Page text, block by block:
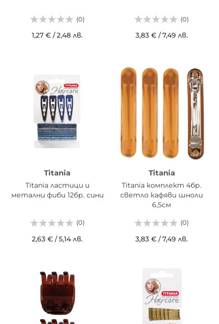
(0)
1,27 € /2,48 лв.
(0)
3,83 € /7,49 лв.
Titania
Titania ластици и
метални фиби 12бр. сини
(0)
2,63 € /5,14 лв.
Titania
Titania комплект 4бр.
светло кафяви шноли
6,5см
(0)
3,83 € /7,49 лв.